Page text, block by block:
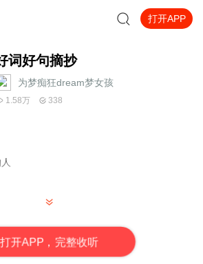
打开APP
词好句摘抄
为梦痴狂dream梦女孩
1.58万 338
打开APP，完整收听